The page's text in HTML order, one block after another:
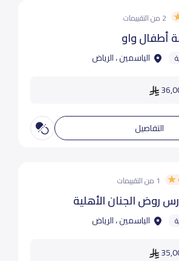
2 من التقييمات
أطفال واو
الياسمين ، الرياض
التفاصيل
1 من التقييمات
روض الجنان الأهلية
الياسمين ، الرياض